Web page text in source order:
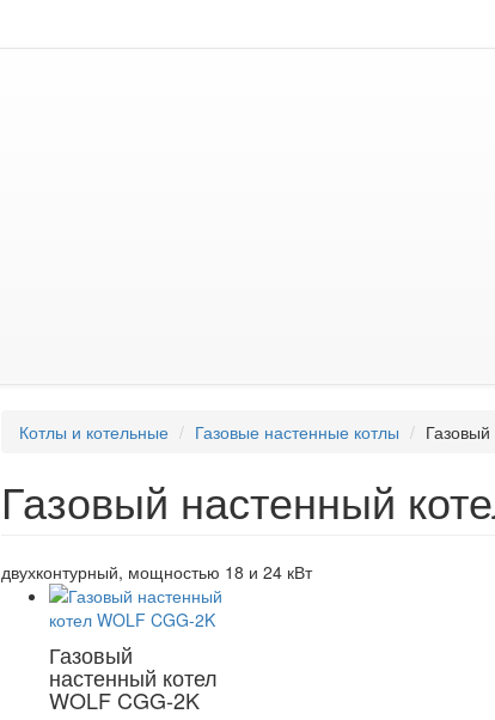
Котлы и котельные Газовые настенные котлы
Газовый настенный
двухконтурный, мощностью 18 и 24 кВт
Газовый
настенный котел
WOLF CGG-2K